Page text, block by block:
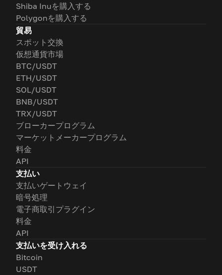
Shiba Inuを購入する
Polygonを購入する
貿易
スポット交換
仮想通貨市場
BTC/USDT
ETH/USDT
SOL/USDT
BNB/USDT
TRX/USDT
ブローカープログラム
マーケットメーカープログラム
料金
API
支払い
支払いゲートウェイ
暗号処理
電子商取引プラグイン
料金
API
支払いを受け入れる
Bitcoin
USDT